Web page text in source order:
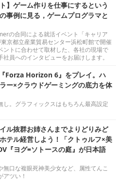
】ゲーム作りを仕事にするという
事例に見る，ゲームプログラマと
の合同による就活イベント「キャリア
京都立産業貿易センター浜松町館で開催
ントに合わせて取材した、各社の現場で
員へのインタビューをお届けします。
Forza Horizon 6』をプレイ。ハ
ー×クラウドゲーミングの底力を体
し。グラフィックスはもちろん最高設定
ル抜群お姉さんまでよりどりみど
テル経営しよう！「クトゥルフ×美
『ヨグ=ソトースの庭』が日本語
無口な複眼死神美少女など、属性てんこ
アツい！